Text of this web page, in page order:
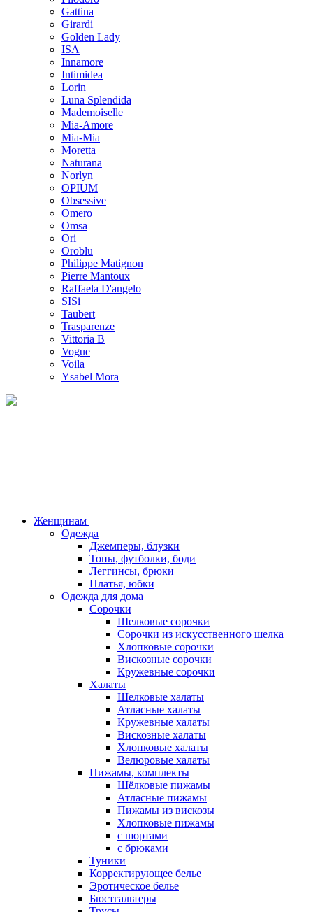
Gattina
Girardi
Golden Lady
ISA
Innamore
Intimidea
Lorin
Luna Splendida
Mademoiselle
Mia-Amore
Mia-Mia
Moretta
Naturana
Norlyn
OPIUM
Obsessive
Omero
Omsa
Ori
Oroblu
Philippe Matignon
Pierre Mantoux
Raffaela D'angelo
SISi
Taubert
Trasparenze
Vittoria B
Vogue
Voila
Ysabel Mora
Женщинам
Одежда
Джемперы, блузки
Топы, футболки, боди
Леггинсы, брюки
Платья, юбки
Одежда для дома
Сорочки
Шелковые сорочки
Сорочки из искусственного шелка
Хлопковые сорочки
Вискозные сорочки
Кружевные сорочки
Халаты
Шелковые халаты
Атласные халаты
Кружевные халаты
Вискозные халаты
Хлопковые халаты
Велюровые халаты
Пижамы, комплекты
Шёлковые пижамы
Атласные пижамы
Пижамы из вискозы
Хлопковые пижамы
с шортами
с брюками
Туники
Корректирующее белье
Эротическое белье
Бюстгальтеры